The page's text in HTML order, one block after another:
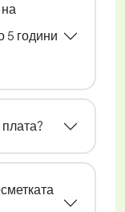
на
5 години